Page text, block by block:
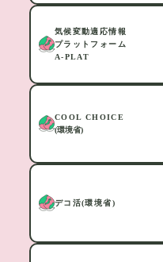
気候変動適応情報
プラットフォーム
A-PLAT
COOL CHOICE
(環境省)
デコ活(環境省)